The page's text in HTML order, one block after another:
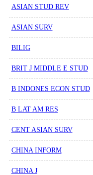
ASIAN STUD REV
ASIAN SURV
BILIG
BRIT J MIDDLE E STUD
B INDONES ECON STUD
B LAT AM RES
CENT ASIAN SURV
CHINA INFORM
CHINA J